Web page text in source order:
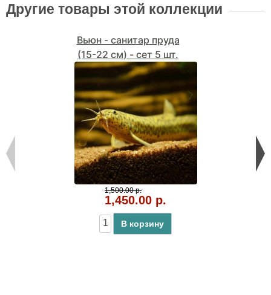
Другие товары этой коллекции
Вьюн - санитар пруда
(15-22 см) - сет 5 шт.
1,500.00 р.
1,450.00 р.
В корзину